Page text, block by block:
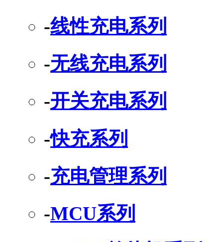
-线性充电系列
-无线充电系列
-开关充电系列
-快充系列
-充电管理系列
-MCU系列